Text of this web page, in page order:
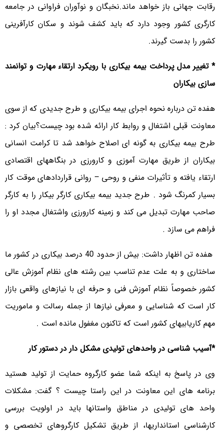
رقابت جهانی باز خواهد ماند.نخبگان و نوآوران فراوانی در جامعه
کارگری کشور وجود دارد که باید کشف شوند و سکان کارآفرینی
کشور را بدست گیرند.
* تغییر مدل پرداخت بیمه بیکاری با رویکرد ارتقاء مهارت و توانمند
سازی بیکاران
هفده تن درباره نحوه اجرای بیمه بیکاری و طرح جدیدی که از سوی
معاونت قبلی اشتغال و روابط کار ارائه شده بود چیست؟بیان کرد :
طرح بیمه بیکاری به گونه ای اصلاح خواهد شد تا کرامت انسانی
بیکاران از طریق مهارت آموزی و کارورزی در بنگاههای اقتصادی
ارتقاء یافته و تأثیرات منفی و روحی – روانی قراردادهای موقت کار
بسیار کمرنگ شود . طرح جدید بیمه بیکاری کارگر بیکار را به کارگر
صاحب مهارت تبدیل می کند و زمینه کارورزی واشتغال مجدد او را
فراهم می سازد .
هفده تن اظهار داشت: بیش از حدود 40 درصد بیکاری در کشور ما
ساختاری و به علت عدم تناسب بین رشته های نظام آموزش عالی
کشور خصوصاً نظام آموزش فنی و حرفه ای با نیازهای واقعی بازار
کار است که شناسایی و معرفی نیازها از جمله رسالت و ماموریت
مهم کاریابیهای کشور است که تاکنون مغفول مانده است .
*آسیب شناسی در واحدهای تولیدی مشکل دار در دستور کار
وی در پاسخ به اینکه شما عضو کارگروه حمایت از تولید هستید
برنامه های این معاونت در این راستا چیست ؟ گفت: مشکلات
واحد های تولیدی در مناطق واستانها باید در اولویت بررسی
کارشناسی استانداریها، از طریق تشکیل کارگروهای تخصصی و